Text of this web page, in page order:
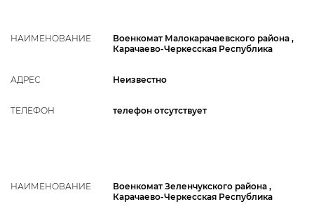
НАИМЕНОВАНИЕ
Военкомат Малокарачаевского района ,
Карачаево-Черкесская Республика
АДРЕС Неизвестно
ТЕЛЕФОН телефон отсутствует
НАИМЕНОВАНИЕ
Военкомат Зеленчукского района ,
Карачаево-Черкесская Республика